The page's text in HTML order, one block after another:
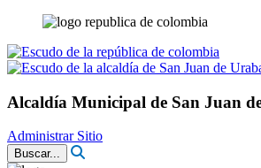
Alcaldía Municipal de San Juan
Administrar Sitio
Buscar...